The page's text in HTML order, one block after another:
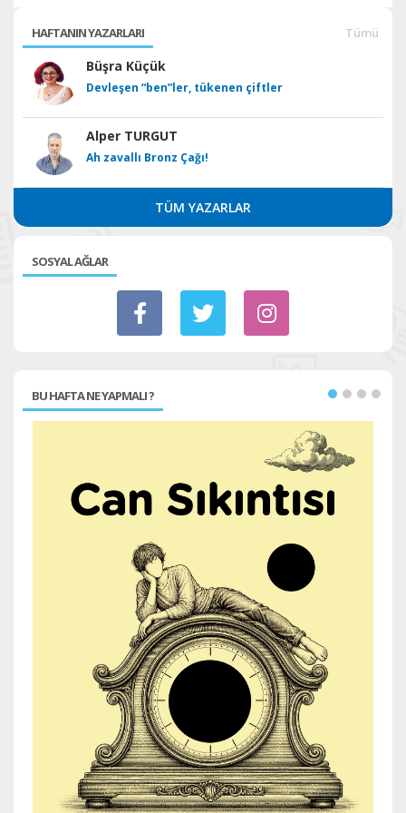
HAFTANIN YAZARLARI Tümü
Büşra Küçük
Devleşen “ben”ler, tükenen çiftler
Alper TURGUT
Ah zavallı Bronz Çağı!
TÜM YAZARLAR
SOSYAL AĞLAR
BU HAFTA NE YAPMALI ?